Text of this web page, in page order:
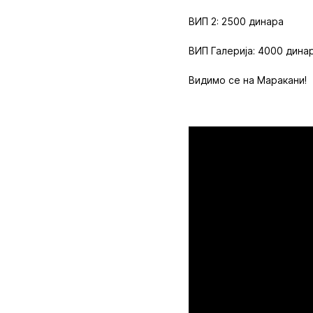
ВИП 2: 2500 динара
ВИП Галерија: 4000
Видимо се на Маракани!